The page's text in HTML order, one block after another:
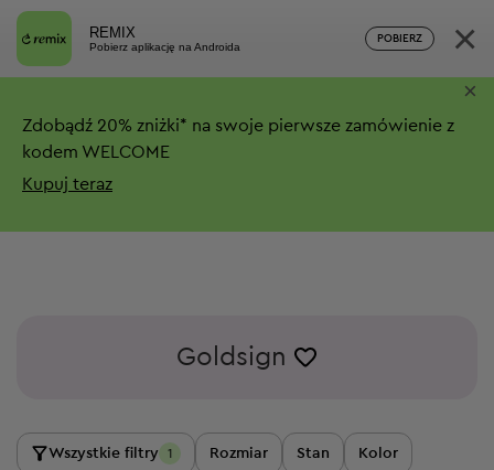
REMIX
Pobierz aplikację na Androida
POBIERZ ×
Zdobądź 20% zniżki* na swoje pierwsze zamówienie z
kodem WELCOME
Kupuj teraz
×
Goldsign
Wszystkie filtry 1 Rozmiar Stan Kolor